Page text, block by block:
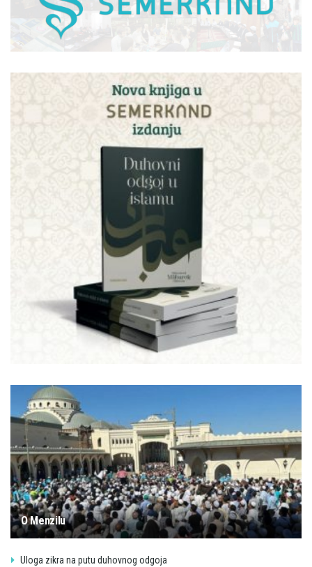
O Menzilu
Uloga zikra na putu duhovnog odgoja